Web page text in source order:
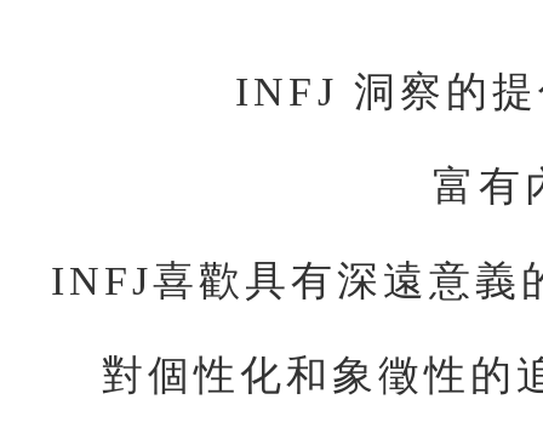
INFJ 洞察的
富有
INFJ喜歡具有深遠意義
對個性化和象徵性的